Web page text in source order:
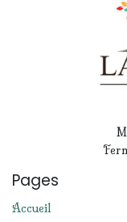
Pages
Accueil